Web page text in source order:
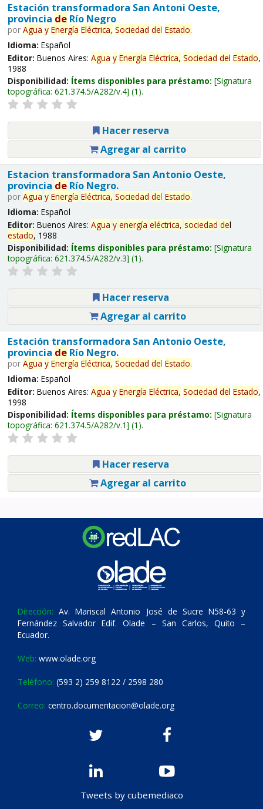
Estación transformadora San Antoni Oeste,
provincia deRío Negro
por Agua y Energía Eléctrica, Sociedad del Estado.
Idioma: Español
Editor: Buenos Aires: Agua y Energía Eléctrica, Sociedad del Estado,
1988
Disponibilidad: Ítems disponibles para préstamo: Signatura
topográfica: 621.374.5/A282/v.4 (1).
Hacer reserva
Agregar al carrito
Estacion transformadora San Antonio Oeste,
provincia deRío Negro.
por Agua y Energía Eléctrica, Sociedad del Estado.
Idioma: Español
Editor: Buenos Aires: Agua y energía eléctrica, sociedad del
estado, 1988
Disponibilidad: Ítems disponibles para préstamo: Signatura
topográfica: 621.374.5/A282/v.3 (1).
Hacer reserva
Agregar al carrito
Estación transformadora San Antonio Oeste,
provincia deRío Negro.
por Agua y Energía Eléctrica, Sociedad del Estado.
Idioma: Español
Editor: Buenos Aires: Agua y Energía Eléctrica, Sociedad del Estado,
1998
Disponibilidad: Ítems disponibles para préstamo: Signatura
topográfica: 621.374.5/A282/v.1 (1).
Hacer reserva
Agregar al carrito
Dirección: Av. Mariscal Antonio José de Sucre N58-63 y
Fernández Salvador Edif. Olade – San Carlos, Quito –
Ecuador.
Web: www.olade.org
Teléfono: (593 2) 259 8122 / 2598 280
Correo: centro.documentacion@olade.org
Tweets by cubemediaco